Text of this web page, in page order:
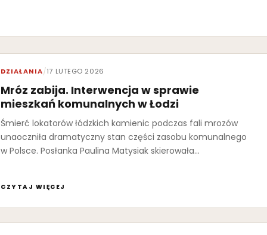
DZIAŁANIA/17 LUTEGO 2026
Mróz zabija. Interwencja w sprawie
mieszkań komunalnych w Łodzi
Śmierć lokatorów łódzkich kamienic podczas fali mrozów
unaoczniła dramatyczny stan części zasobu komunalnego
w Polsce. Posłanka Paulina Matysiak skierowała…
CZYTAJ WIĘCEJ